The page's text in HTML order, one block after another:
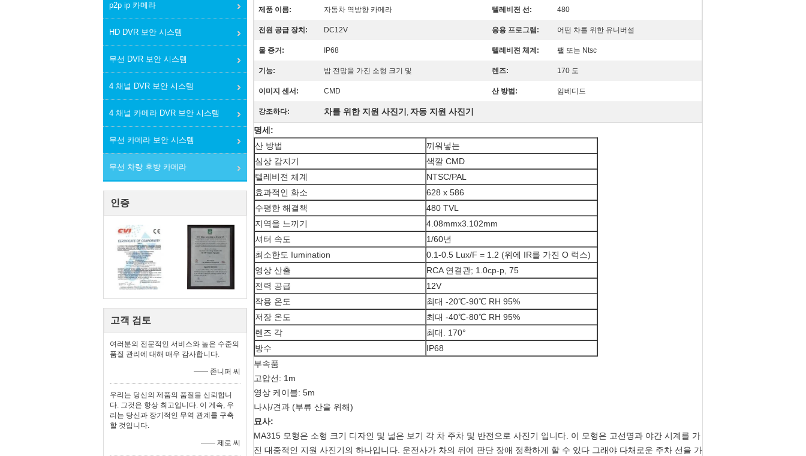
p2p ip 카메라
HD DVR 보안 시스템
무선 DVR 보안 시스템
4 채널 DVR 보안 시스템
4 채널 카메라 DVR 보안 시스템
무선 카메라 보안 시스템
무선 차량 후방 카메라
인증
고객 검토
여러분의 전문적인 서비스와 높은 수준의
품질 관리에 대해 매우 감사합니다.
—— 존니퍼 씨
우리는 당신의 제품의 품질을 신뢰합니
다. 그것은 항상 최고입니다. 이 계속, 우
리는 당신과 장기적인 무역 관계를 구축
할 것입니다.
—— 제로 씨
제품 이름: 자동차 역방향 카메라 텔레비젼 선: 480
전원 공급 장치: DC12V 응용 프로그램: 어떤 차를 위한 유니버설
물 증거: IP68 텔레비젼 체계: 팰 또는 Ntsc
기능: 밤 전망을 가진 소형 크기 및 렌즈: 170 도
이미지 센서: CMD 산 방법: 임베디드
강조하다: 차를 위한 지원 사진기 , 자동 지원 사진기
명세:
산 방법
끼워넣는
심상 감지기
색깔 CMD
텔레비젼 체계
NTSC/PAL
효과적인 화소
628 x 586
수평한 해결책
480 TVL
지역을 느끼기
4.08mmx3.102mm
셔터 속도
1/60년
최소한도 Iumination
0.1-0.5 Lux/F = 1.2 (위에 IR를 가진 O 럭스)
영상 산출
RCA 연결관; 1.0cp-p, 75
전력 공급
12V
작용 온도
최대 -20℃-90℃ RH 95%
저장 온도
최대 -40℃-80℃ RH 95%
렌즈 각
최대. 170°
방수
IP68
부속품
고압선: 1m
영상 케이블: 5m
나사/견과 (부류 산을 위해)
묘사:
MA315 모형은 소형 크기 디자인 및 넓은 보기 각 차 주차 및 반전으로 사진기 입니다. 이 모형은 고선명과 야간 시계를 가
진 대중적인 지원 사진기의 하나입니다. 운전사가 차의 뒤에 판단 장애 정확하게 할 수 있다 그래야 다채로운 주차 선을 가